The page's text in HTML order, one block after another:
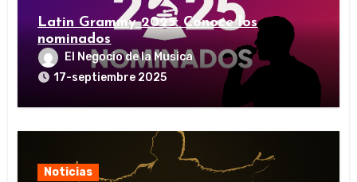
Latin Grammy 2025: Conoce los
nominados
El Negocio de la Musica
17-septiembre 2025
Noticias